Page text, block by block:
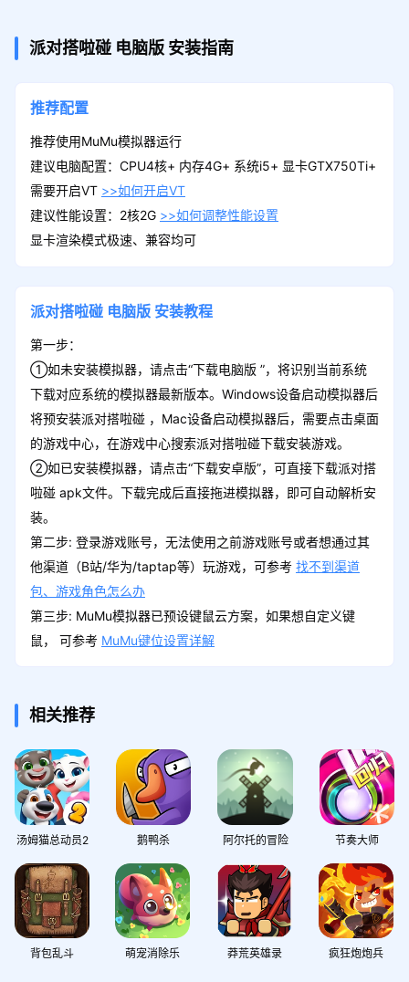
派对搭啦碰 电脑版 安装指南
推荐配置
推荐使用MuMu模拟器运行
建议电脑配置：CPU4核+ 内存4G+ 系统i5+ 显卡GTX750Ti+
需要开启VT >>如何开启VT
建议性能设置：2核2G >>如何调整性能设置
显卡渲染模式极速、兼容均可
派对搭啦碰 电脑版 安装教程
第一步：
①如未安装模拟器，请点击“下载电脑版 ”，将识别当前系统
下载对应系统的模拟器最新版本。Windows设备启动模拟器后
将预安装派对搭啦碰 ，Mac设备启动模拟器后，需要点击桌面
的游戏中心，在游戏中心搜索派对搭啦碰下载安装游戏。
②如已安装模拟器，请点击“下载安卓版”，可直接下载派对搭
啦碰 apk文件。下载完成后直接拖进模拟器，即可自动解析安
装。
第二步: 登录游戏账号，无法使用之前游戏账号或者想通过其
他渠道（B站/华为/taptap等）玩游戏，可参考 找不到渠道
包、游戏角色怎么办
第三步: MuMu模拟器已预设键鼠云方案，如果想自定义键
鼠， 可参考 MuMu键位设置详解
相关推荐
汤姆猫总动员2 鹅鸭杀 阿尔托的冒险 节奏大师
背包乱斗 萌宠消除乐 莽荒英雄录 疯狂炮炮兵